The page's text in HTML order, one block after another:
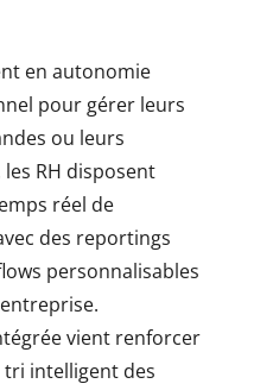
en autonomie
pour gérer leurs
ou leurs
RH disposent
réel de
des reportings
personnalisables
vient renforcer
tri intelligent des